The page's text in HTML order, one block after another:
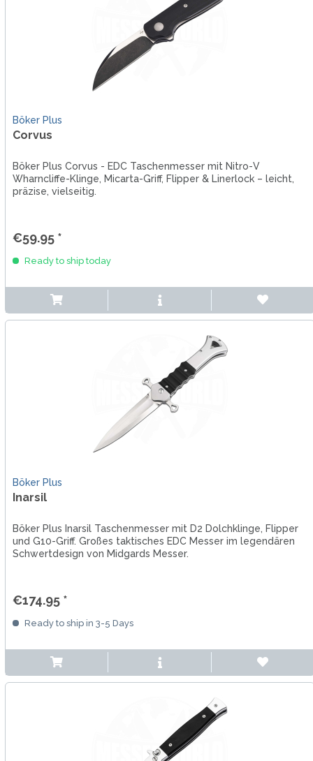
Böker Plus
Corvus
Böker Plus Corvus - EDC Taschenmesser mit Nitro-V
Wharncliffe-Klinge, Micarta-Griff, Flipper & Linerlock – leicht,
präzise, vielseitig.
€59.95 *
Ready to ship today
Böker Plus
Inarsil
Böker Plus Inarsil Taschenmesser mit D2 Dolchklinge, Flipper
und G10-Griff. Großes taktisches EDC Messer im legendären
Schwertdesign von Midgards Messer.
€174.95 *
Ready to ship in 3-5 Days